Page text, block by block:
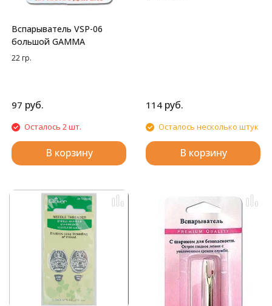
Вспарыватель VSP-06
большой GAMMA
22 гр.
97 руб.
Осталось 2 шт.
В корзину
114 руб.
Осталось несколько штук
В корзину